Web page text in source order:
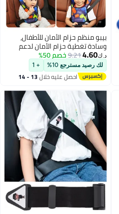
بيبو منظم حزام الأمان للأطفال،
وسادة تغطية حزام الأمان لدعم
الرقبة، واقي حزام الأمان للسفر،
حزام موجه للكتف قابل للتعديل،
40×30 سم
د.ك‏4.60
9.21خصم 50%
لك رصيد مسترجع 10% + 1
احصل عليه خلال 13 - 14